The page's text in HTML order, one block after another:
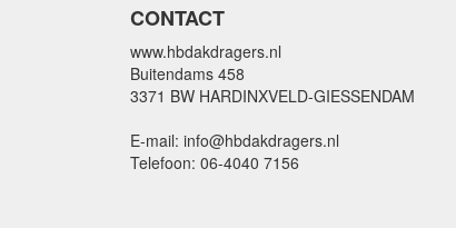
CONTACT
www.hbdakdragers.nl
Buitendams 458
3371 BW HARDINXVELD-GIESSENDAM
E-mail: info@hbdakdragers.nl
Telefoon: 06-4040 7156